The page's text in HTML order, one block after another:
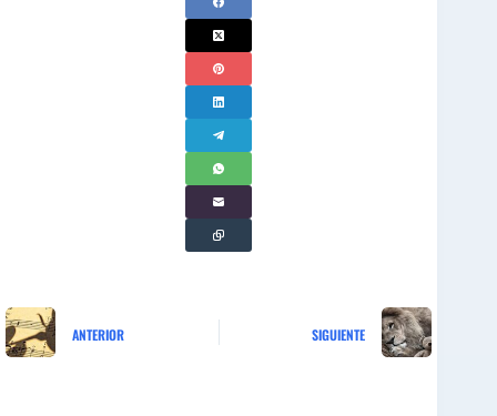
ANTERIOR SIGUIENTE